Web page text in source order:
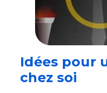
Idées pour
chez soi